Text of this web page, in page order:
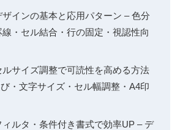
ザインの基本と応用パターン – 色分
・セル結合・行の固定・視認性向
ルサイズ調整で可読性を高める方法
・文字サイズ・セル幅調整・A4印
ルタ・条件付き書式で効率UP – デ